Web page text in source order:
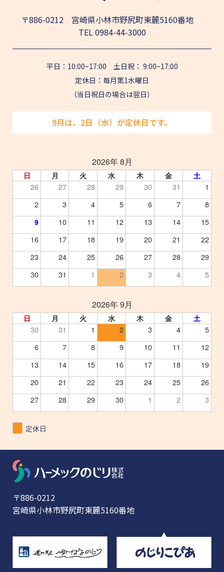
〒886-0212 宮崎県小林市野尻町東麓5160番地
TEL0984-44-3000
平日：10:00~17:00 土日祝： 9:00~17:00
定休日：毎月第1水曜日
（当日祝日の場合は翌日）
9月は、2日（水）が定休日です。
2026年 8月
日 月 火 水 木 金 土
26 27 28 29 30 31
1
2
3 4 5 6 7 8
9 10 11 12 13 14
15
16
17 18 19 20 21
22
23
24 25 26 27 28
29
30
31 1 2 3 4 5
2026年 9月
日 月 火 水 木 金 土
30 31 1 2 3 4
5
6
7 8 9 10 11
12
13
14 15 16 17 18
19
20
21 22 23 24 25
26
27
28 29 30 1 2 3
定休日
〒886-0212
宮崎県小林市野尻町東麓5160番地